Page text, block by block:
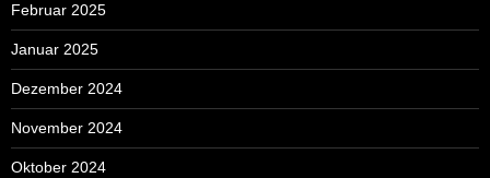
Februar 2025
Januar 2025
Dezember 2024
November 2024
Oktober 2024